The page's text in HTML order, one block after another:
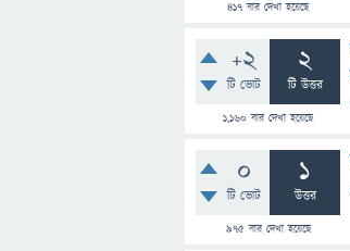
417 বার দেখা হয়েছে
+2
টি ভোট
2
টি উত্তর
1,160 বার দেখা হয়েছে
0
টি ভোট
1
উত্তর
975বার দেখা হয়েছে